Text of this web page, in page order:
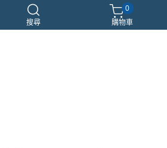
搜尋
0
購物車